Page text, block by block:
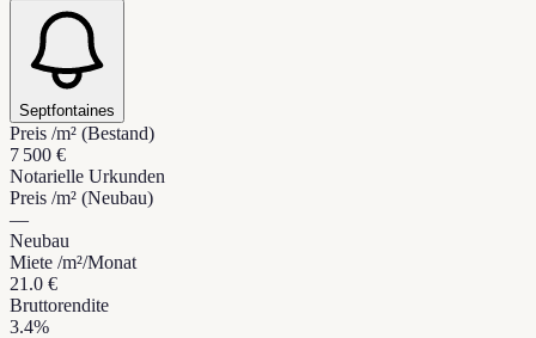
Septfontaines
Preis /m² (Bestand)
7 500 €
Notarielle Urkunden
Preis /m² (Neubau)
—
Neubau
Miete /m²/Monat
21.0 €
Bruttorendite
3.4%